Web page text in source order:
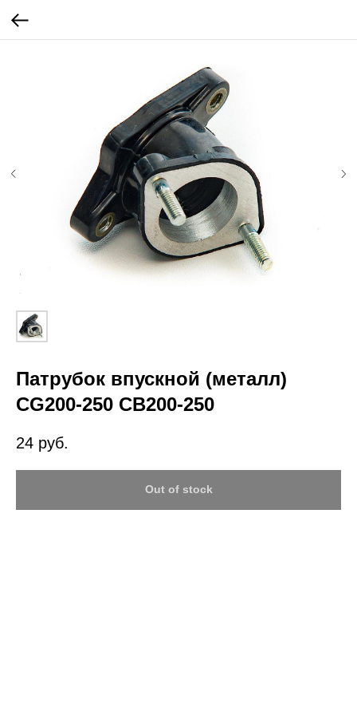
Патрубок впускной (металл)
CG200-250 CB200-250
24 руб.
Out of stock